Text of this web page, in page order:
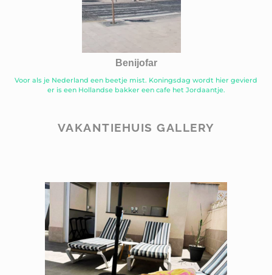
Benijofar
Voor als je Nederland een beetje mist. Koningsdag wordt hier gevierd
er is een Hollandse bakker een cafe het Jordaantje.
VAKANTIEHUIS GALLERY